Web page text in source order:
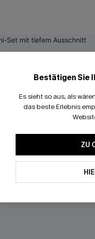
Bestätigen Sie
Es sieht so aus, als
das beste Erlebnis
ZU